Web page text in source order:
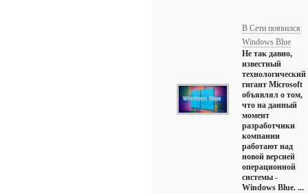
В Сети появился
Windows Blue
Не так давно,
известный
технологический
гигант Microsoft
объявлял о том,
что на данный
момент
разработчики
компании
работают над
новой версией
операционной
системы -
Windows Blue. ...